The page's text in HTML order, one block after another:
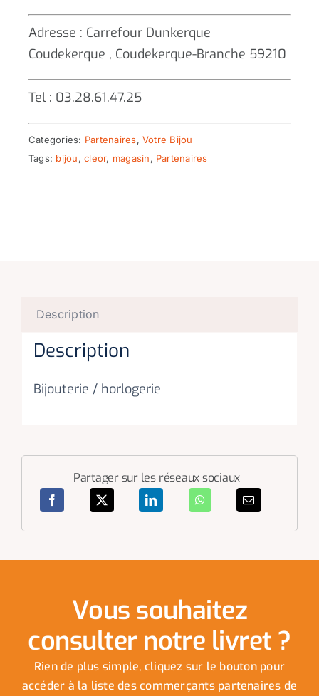
Adresse : Carrefour Dunkerque
Coudekerque , Coudekerque-Branche 59210
Tel : 03.28.61.47.25
Categories: Partenaires, Votre Bijou
Tags: bijou,cleor, magasin, Partenaires
Description
Description
Bijouterie / horlogerie
Partager sur les réseaux sociaux
Vous souhaitez
consulter notre livret ?
Rien de plus simple, cliquez sur le bouton pour
accéder à la liste des commerçants partenaires de